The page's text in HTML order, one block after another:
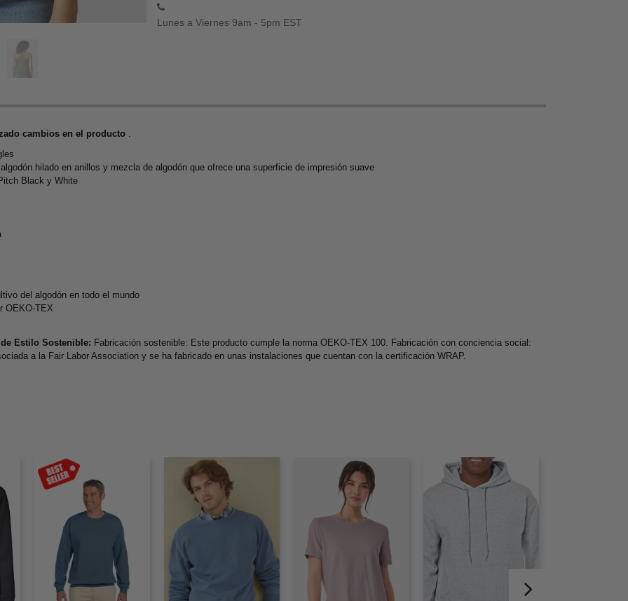
Lunes a Viernes 9am - 5pm EST
cambios en el producto .
hilado en anillos y mezcla de algodón que ofrece una superficie de impresión suave
Black y White
del algodón en todo el mundo
OEKO-TEX
Estilo Sostenible: Fabricación sostenible: Este producto cumple la norma OEKO-TEX 100. Fabricación con conciencia social:
a la Fair Labor Association y se ha fabricado en unas instalaciones que cuentan con la certificación WRAP.